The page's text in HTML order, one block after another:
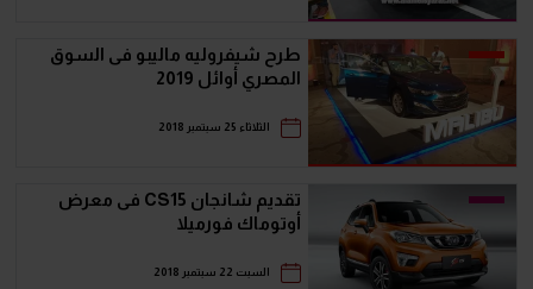
طرح شيفروليه ماليبو فى السوق
المصري أوائل 2019
الثلاثاء 25 سبتمبر 2018
تقديم شانجان CS15 فى معرض
أوتوماك فورميلا
السبت 22 سبتمبر 2018